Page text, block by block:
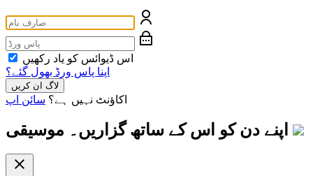
اس ڈیوائس کو یاد رکھیں
اپنا پاس ورڈ بھول گئے؟
لاگ ان کریں
اکاؤنٹ نہیں ہے؟ سائن اپ
اپنے دن کو اس کے ساتھ گزاریں۔ موسیقی